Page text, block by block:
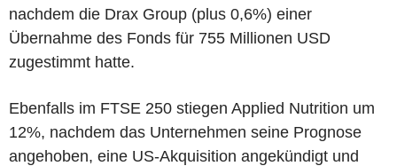
nachdem die Drax Group (plus 0,6%) einer
Übernahme des Fonds für 755 Millionen USD
zugestimmt hatte.
Ebenfalls im FTSE 250 stiegen Applied Nutrition um
12%, nachdem das Unternehmen seine Prognose
angehoben, eine US-Akquisition angekündigt und